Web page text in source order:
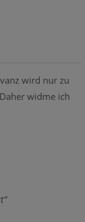
wird nur zu
widme ich